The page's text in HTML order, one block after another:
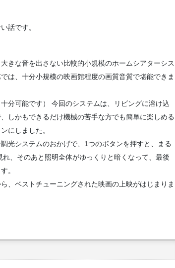
話です。
きな音を出さない比較的小規模のホームシアターシス
は、十分小規模の映画館程度の画質音質で堪能できま
分可能です） 今回のシステムは、リビングに溶け込
しかもできるだけ機械の苦手な方でも簡単に楽しめる
にしました。
光システムのおかげで、1つのボタンを押すと、まる
、そのあと照明全体がゆっくりと暗くなって、最後
。
、ベストチューニングされた映画の上映がはじまりま